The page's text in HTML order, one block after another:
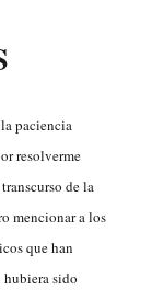
paciencia
resolverme
de la
mencionar a los
que han
hubiera sido